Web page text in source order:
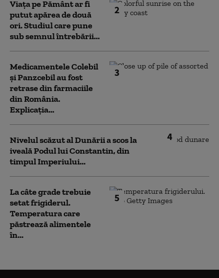
2
Viața pe Pământ ar fi
putut apărea de două
ori. Studiul care pune
sub semnul întrebării...
3
Medicamentele Colebil
și Panzcebil au fost
retrase din farmaciile
din România.
Explicația...
4
Nivelul scăzut al Dunării a scos la
iveală Podul lui Constantin, din
timpul Imperiului...
5
La câte grade trebuie
setat frigiderul.
Temperatura care
păstrează alimentele
în...